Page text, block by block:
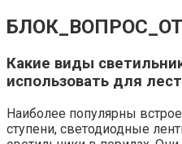
Какие виды
использовать для
Наиболее популярны
ступени, светодиодные